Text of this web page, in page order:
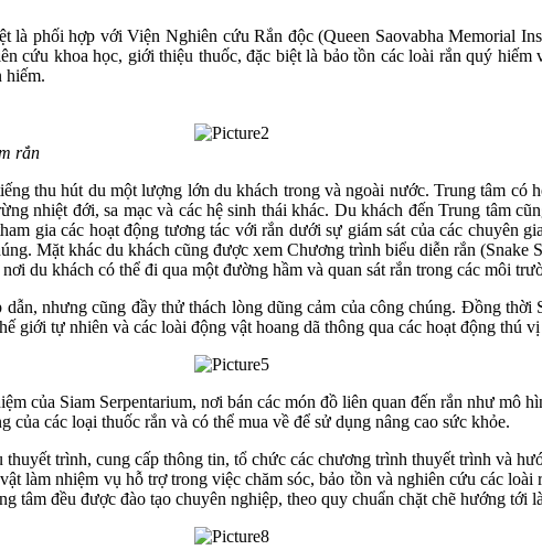
là phối hợp với Viện Nghiên cứu Rắn độc (Queen Saovabha Memorial
cứu khoa học, giới thiệu thuốc, đặc biệt là bảo tồn các loài rắn quý
hiếm.
thu hút du một lượng lớn du khách trong và ngoài nước. Trung tâm có
nhiệt đới, sa mạc và các hệ sinh thái khác. Du khách đến Trung tâm
gia các hoạt động tương tác với rắn dưới sự giám sát của các chuyên
Mặt khác du khách cũng được xem Chương trình biểu diễn rắn
nơi du khách có thể đi qua một đường hầm và quan sát rắn trong các môi
nhưng cũng đầy thử thách lòng dũng cảm của công chúng. Đồng thời
giới tự nhiên và các loài động vật hoang dã thông qua các hoạt động thú
của Siam Serpentarium, nơi bán các món đồ liên quan đến rắn như mô
các loại thuốc rắn và có thể mua về để sử dụng nâng cao sức khỏe.
trình, cung cấp thông tin, tổ chức các chương trình thuyết trình và
làm nhiệm vụ hỗ trợ trong việc chăm sóc, bảo tồn và nghiên cứu các
tâm đều được đào tạo chuyên nghiệp, theo quy chuẩn chặt chẽ hướng tới